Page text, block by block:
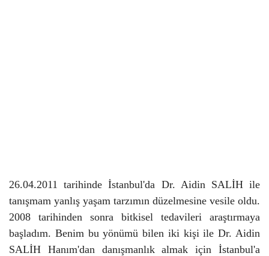
26.04.2011 tarihinde İstanbul'da Dr. Aidin SALİH ile
tanışmam yanlış yaşam tarzımın düzelmesine vesile oldu.
2008 tarihinden sonra bitkisel tedavileri araştırmaya
başladım. Benim bu yönümü bilen iki kişi ile Dr. Aidin
SALİH Hanım'dan danışmanlık almak için İstanbul'a